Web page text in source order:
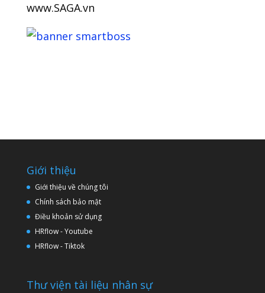
www.SAGA.vn
Giới thiệu
Giới thiệu về chúng tôi
Chính sách bảo mật
Điều khoản sử dụng
HRflow - Youtube
HRflow - Tiktok
Thư viện tài liệu nhân sự